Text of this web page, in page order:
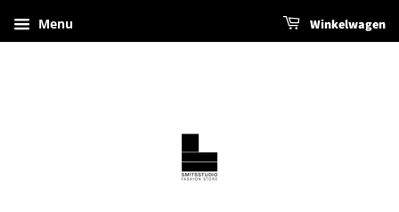
Menu Winkelwagen